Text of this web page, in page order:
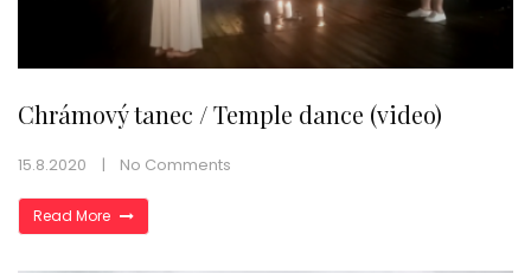
Chrámový tanec / Temple dance (video)
15.8.2020 No Comments
Read More